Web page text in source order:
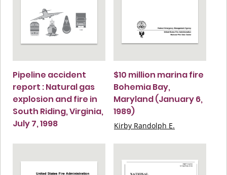
Pipeline accident
report : Natural gas
explosion and fire in
South Riding, Virginia,
July 7, 1998
$10 million marina fire
Bohemia Bay,
Maryland (January 6,
1989)
Kirby Randolph E.